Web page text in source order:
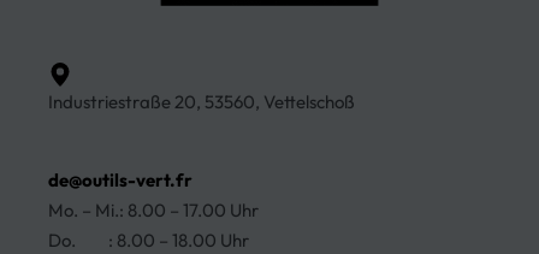
Industriestraße 20, 53560, Vettelschoß
de@outils-vert.fr
Mo. – Mi.: 8.00 – 17.00 Uhr
Do. : 8.00 – 18.00 Uhr